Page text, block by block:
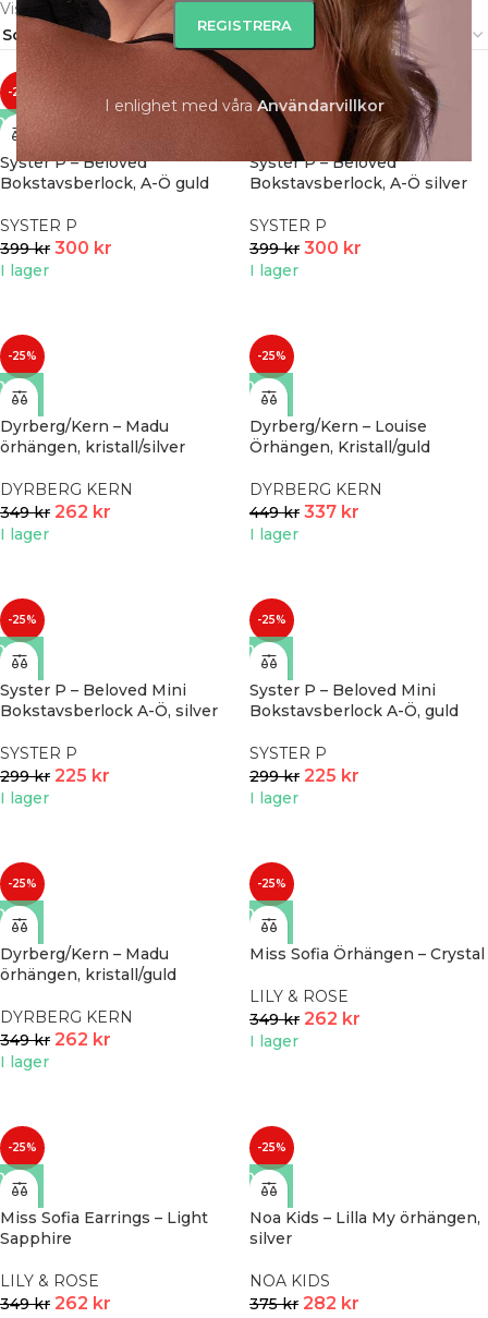
I enlighet med våraAnvändarvillkor
Visar 1–36 av 1457 resultat
-25%
Syster P – Beloved
Bokstavsberlock, A-Ö guld
SYSTER P
399kr 300 kr
I lager
-25%
Syster P – Beloved
Bokstavsberlock, A-Ö silver
SYSTER P
399kr 300 kr
I lager
-25%
Dyrberg/Kern – Madu
örhängen, kristall/silver
DYRBERG KERN
349kr 262 kr
I lager
-25%
Dyrberg/Kern – Louise
Örhängen, Kristall/guld
DYRBERG KERN
449kr 337 kr
I lager
-25%
Syster P – Beloved Mini
Bokstavsberlock A-Ö, silver
SYSTER P
299kr 225 kr
I lager
-25%
Syster P – Beloved Mini
Bokstavsberlock A-Ö, guld
SYSTER P
299kr 225 kr
I lager
-25%
Dyrberg/Kern – Madu
örhängen, kristall/guld
DYRBERG KERN
349kr 262 kr
I lager
-25%
Miss Sofia Örhängen – Crystal
LILY & ROSE
349kr 262 kr
I lager
-25%
Miss Sofia Earrings – Light
Sapphire
LILY & ROSE
349kr 262 kr
-25%
Noa Kids – Lilla My örhängen,
silver
NOA KIDS
375kr 282 kr